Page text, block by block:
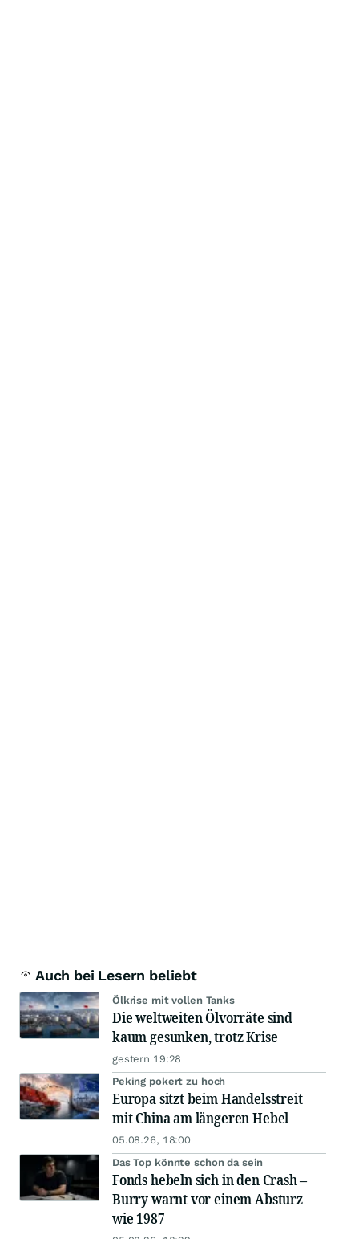
Auch bei Lesern beliebt
Ölkrise mit vollen Tanks
Die weltweiten Ölvorräte sind
kaum gesunken, trotz Krise
gestern 19:28
Peking pokert zu hoch
Europa sitzt beim Handelsstreit
mit China am längeren Hebel
05.08.26, 18:00
Das Top könnte schon da sein
Fonds hebeln sich in den Crash –
Burry warnt vor einem Absturz
wie 1987